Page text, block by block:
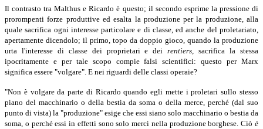
Il contrasto tra Malthus e Ricardo è questo; il secondo esprime la pressione di
prorompenti forze produttive ed esalta la produzione per la produzione, alla
quale sacrifica ogni interesse particolare e di classe, ed anche del proletariato,
apertamente dicendolo; il primo, topo da doppio gioco, quando la produzione
urta l'interesse di classe dei proprietari e deirentiers, sacrifica la stessa
ipocritamente e per tale scopo compie falsi scientifici: questo per Marx
significa essere "volgare". E nei riguardi delle classi operaie?
"Non è volgare da parte di Ricardo quando egli mette i proletari sullo stesso
piano del macchinario o della bestia da soma o della merce, perché (dal suo
punto di vista) la "produzione" esige che essi siano solo macchinario o bestia da
soma, o perché essi in effetti sono solo merci nella produzione borghese. Ciò è